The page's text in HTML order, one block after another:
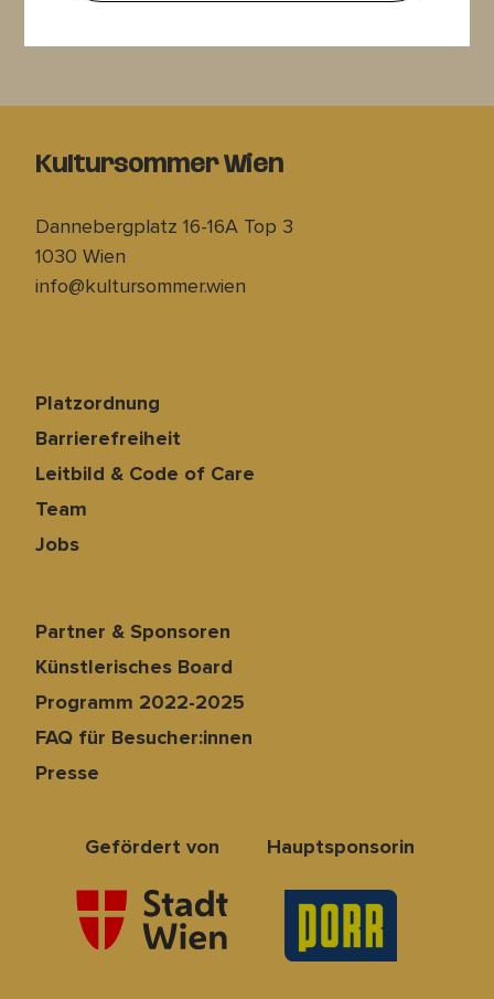
Kultursommer Wien
Dannebergplatz 16-16A Top 3
1030 Wien
info@kultursommer.wien
Platzordnung
Barrierefreiheit
Leitbild & Code of Care
Team
Jobs
Partner & Sponsoren
Künstlerisches Board
Programm 2022-2025
FAQ für Besucher:innen
Presse
Gefördert von Hauptsponsorin